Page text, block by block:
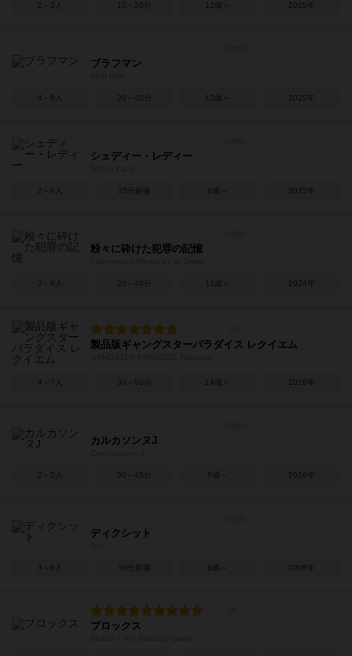
2～3人 10～20分 12歳～ 2025年
ブラフマン
4～9人 20～40分 13歳～ 2025年
シェディー・レディー
2～6人 15分前後 6歳～ 2025年
粉々に砕けた犯罪の記憶
3～6人 20～40分 12歳～ 2024年
製品版ギャングスターパラダイス レクイエム
4～7人 30～90分 14歳～ 2019年
カルカソンヌJ
2～5人 30～45分 8歳～ 2016年
ディクシット
3～8人 30分前後 6歳～ 2008年
ブロックス